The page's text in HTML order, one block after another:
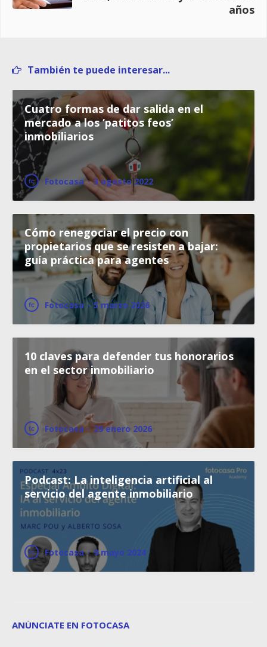
años
También te puede interesar...
Cuatro formas de dar salida en el
mercado a los ‘patitos feos’
inmobiliarios
Fotocasa · 3 agosto 2022
Cómo renegociar el precio con
propietarios que se resisten a bajar:
guía práctica para agentes
Fotocasa · 5 marzo 2026
10 claves para defender tus honorarios
en el sector inmobiliario
Fotocasa · 29 enero 2026
Podcast: La inteligencia artificial al
servicio del agente inmobiliario
Fotocasa · 9 mayo 2024
ANÚNCIATE EN FOTOCASA